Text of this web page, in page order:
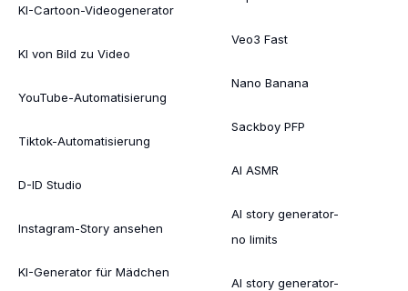
KI-Cartoon-Videogenerator
KI von Bild zu Video
YouTube-Automatisierung
Tiktok-Automatisierung
D-ID Studio
Instagram-Story ansehen
KI-Generator für Mädchen
Veo3 Fast
Nano Banana
Sackboy PFP
AI ASMR
AI story generator-
no limits
AI story generator-